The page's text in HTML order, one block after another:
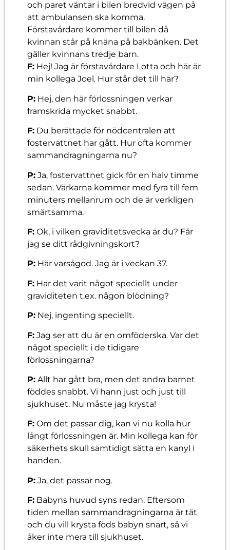
och paret väntar i bilen bredvid vägen på
att ambulansen ska komma.
Förstavårdare kommer till bilen då
kvinnan står på knäna på bakbänken. Det
gäller kvinnans tredje barn.
F: Hej! Jag är förstavårdare Lotta och här är
min kollega Joel. Hur står det till här?
P: Hej, den här förlossningen verkar
framskrida mycket snabbt.
F: Du berättade för nödcentralen att
fostervattnet har gått. Hur ofta kommer
sammandragningarna nu?
P: Ja, fostervattnet gick för en halv timme
sedan. Värkarna kommer med fyra till fem
minuters mellanrum och de är verkligen
smärtsamma.
F: Ok, i vilken graviditetsvecka är du? Får
jag se ditt rådgivningskort?
P: Här varsågod. Jag är i veckan 37.
F: Har det varit något speciellt under
graviditeten t.ex. någon blödning?
P: Nej, ingenting speciellt.
F: Jag ser att du är en omföderska. Var det
något speciellt i de tidigare
förlossningarna?
P: Allt har gått bra, men det andra barnet
föddes snabbt. Vi hann just och just till
sjukhuset. Nu måste jag krysta!
F: Om det passar dig, kan vi nu kolla hur
långt förlossningen är. Min kollega kan för
säkerhets skull samtidigt sätta en kanyl i
handen.
P: Ja, det passar nog.
F: Babyns huvud syns redan. Eftersom
tiden mellan sammandragningarna är tät
och du vill krysta föds babyn snart, så vi
åker inte mera till sjukhuset.